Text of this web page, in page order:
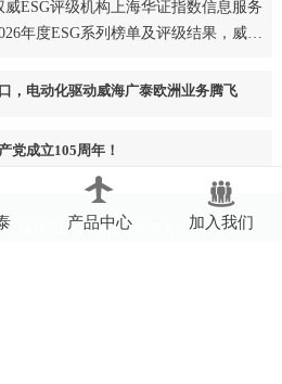
ESG评级机构上海华证指数信息服务
年度ESG系列榜单及评级结果，威海
，电动化驱动威海广泰欧洲业务腾飞
党成立105周年！
，版权归原作者或原公司所有，如果您认为
产品中心 加入我们